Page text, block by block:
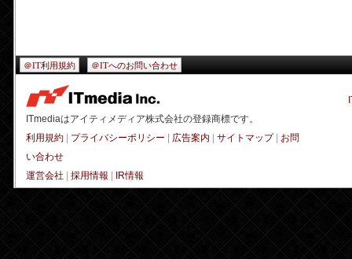
＠IT利用規約 ＠ITへのお問い合わせ
ITmediaはアイティメディア株式会社の登録商標です。
利用規約
プライバシーポリシー 広告案内 サイトマップ| お問
い合わせ
運営会社
採用情報 IR情報